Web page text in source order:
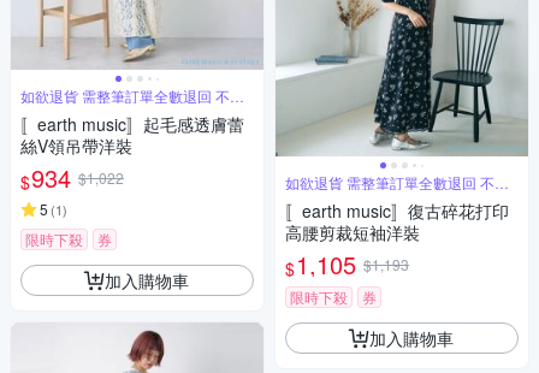
如欲退貨 需整筆訂單全數退回 不能
單退
〚earth music〛起毛感透膚蕾
絲V領吊帶洋裝
$934 $1,022
5 (1)
限時下殺 券
加入購物車
如欲退貨 需整筆訂單全數退回 不能
單退
〚earth music〛復古碎花打印
高腰剪裁短袖洋裝
$1,105 $1,193
限時下殺
券
加入購物車